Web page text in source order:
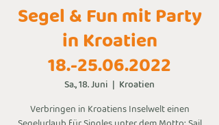
Segel & Fun mit Party
in Kroatien
18.-25.06.2022
Sa., 18. Juni
  |
Kroatien
Verbringen in Kroatiens Inselwelt einen